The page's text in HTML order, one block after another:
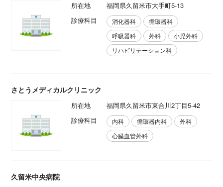
所在地
福岡県久留米市大手町5-13
診療科目
消化器科
循環器科
呼吸器科
外科
小児外科
リハビリテーション科
さとうメディカルクリニック
所在地
福岡県久留米市東合川2丁目5-42
診療科目
内科 循環器内科
外科
心臓血管外科
久留米中央病院